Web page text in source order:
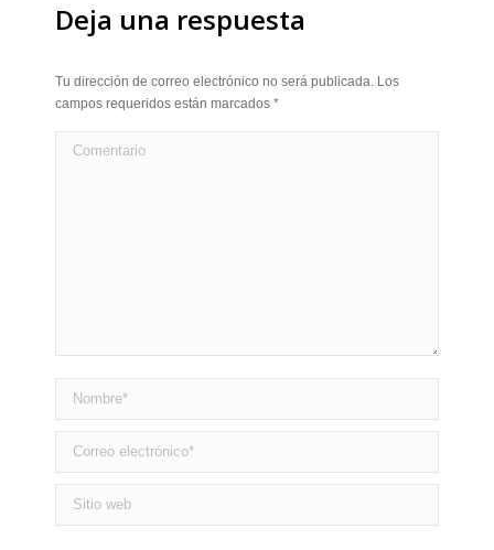
Deja una respuesta
Tu dirección de correo electrónico no será publicada. Los
campos requeridos están marcados *
Comentario
Nombre *
Correo electrónico *
Sitio web